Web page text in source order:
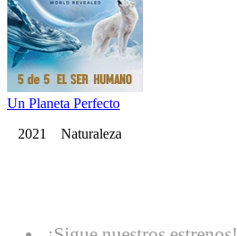
Un Planeta Perfecto
2021 Naturaleza